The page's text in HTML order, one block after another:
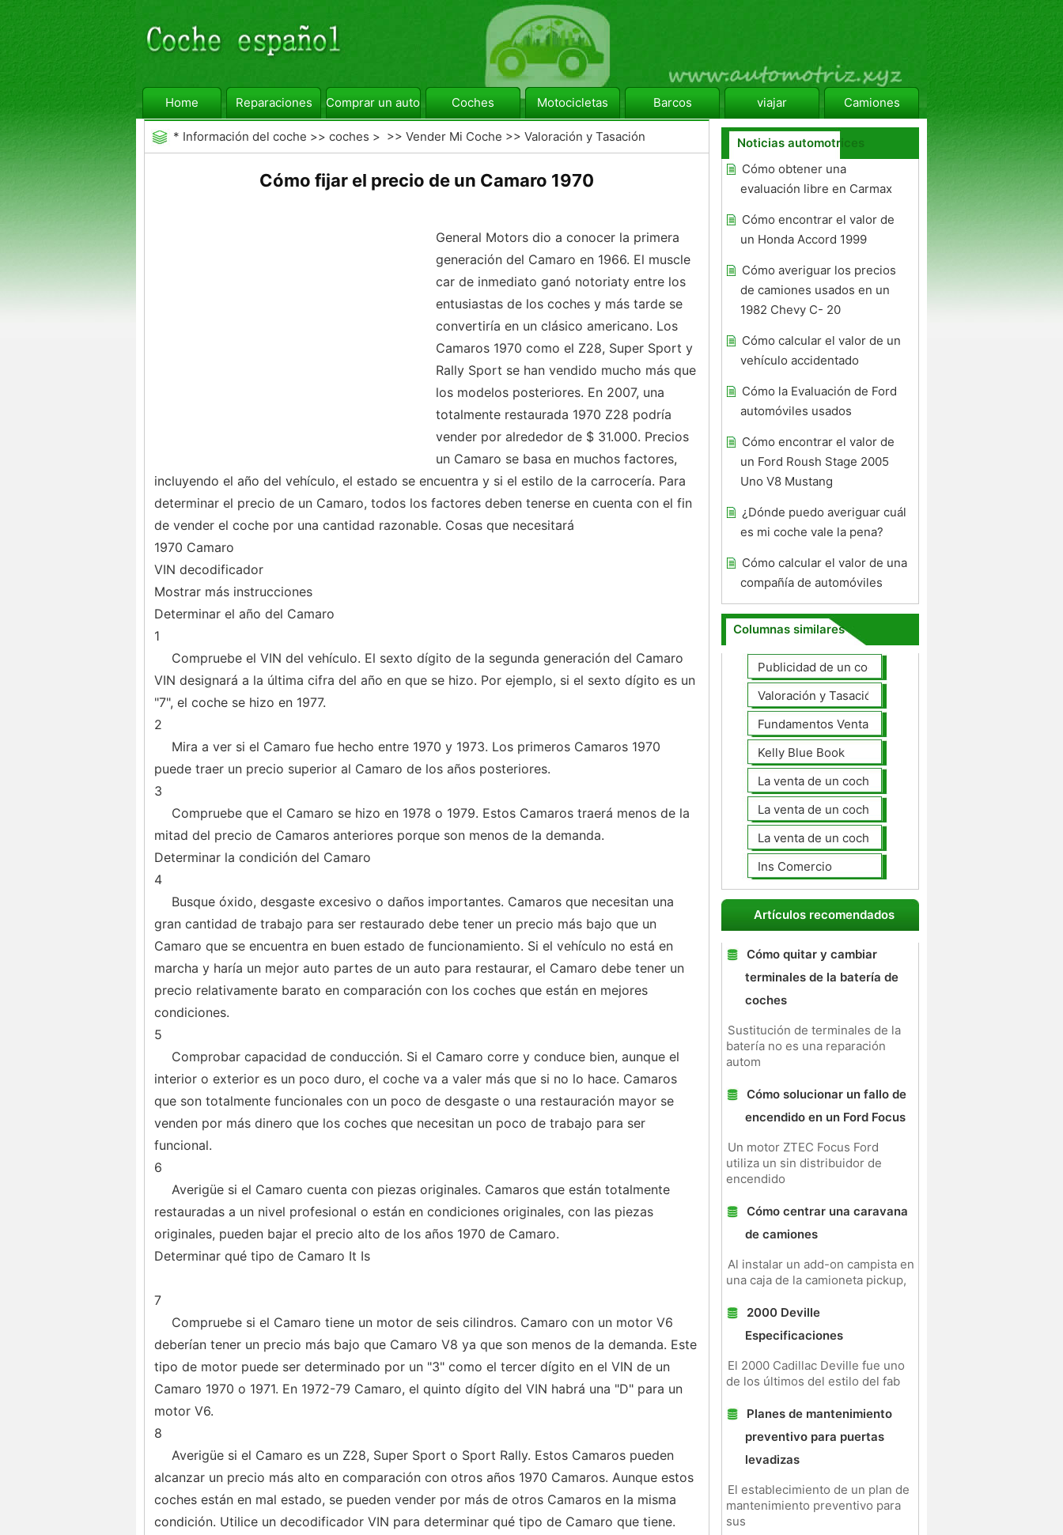
Home Reparaciones Comprar un automóvil Coches Motocicletas Barcos viajar Camiones
* Información del coche >> coches > >> Vender Mi Coche >> Valoración y Tasación
Cómo fijar el precio de un Camaro 1970
General Motors dio a conocer la primera
generación del Camaro en 1966. El muscle
car de inmediato ganó notoriaty entre los
entusiastas de los coches y más tarde se
convertiría en un clásico americano. Los
Camaros 1970 como el Z28, Super Sport y
Rally Sport se han vendido mucho más que
los modelos posteriores. En 2007, una
totalmente restaurada 1970 Z28 podría
vender por alrededor de $ 31.000. Precios
un Camaro se basa en muchos factores,
incluyendo el año del vehículo, el estado se encuentra y si el estilo de la carrocería. Para
determinar el precio de un Camaro, todos los factores deben tenerse en cuenta con el fin
de vender el coche por una cantidad razonable. Cosas que necesitará
1970 Camaro
VIN decodificador
Mostrar más instrucciones
Determinar el año del Camaro
1
Compruebe el VIN del vehículo. El sexto dígito de la segunda generación del Camaro
VIN designará a la última cifra del año en que se hizo. Por ejemplo, si el sexto dígito es un
"7", el coche se hizo en 1977.
2
Mira a ver si el Camaro fue hecho entre 1970 y 1973. Los primeros Camaros 1970
puede traer un precio superior al Camaro de los años posteriores.
3
Compruebe que el Camaro se hizo en 1978 o 1979. Estos Camaros traerá menos de la
mitad del precio de Camaros anteriores porque son menos de la demanda.
Determinar la condición del Camaro
4
Busque óxido, desgaste excesivo o daños importantes. Camaros que necesitan una
gran cantidad de trabajo para ser restaurado debe tener un precio más bajo que un
Camaro que se encuentra en buen estado de funcionamiento. Si el vehículo no está en
marcha y haría un mejor auto partes de un auto para restaurar, el Camaro debe tener un
precio relativamente barato en comparación con los coches que están en mejores
condiciones.
5
Comprobar capacidad de conducción. Si el Camaro corre y conduce bien, aunque el
interior o exterior es un poco duro, el coche va a valer más que si no lo hace. Camaros
que son totalmente funcionales con un poco de desgaste o una restauración mayor se
venden por más dinero que los coches que necesitan un poco de trabajo para ser
funcional.
6
Averigüe si el Camaro cuenta con piezas originales. Camaros que están totalmente
restauradas a un nivel profesional o están en condiciones originales, con las piezas
originales, pueden bajar el precio alto de los años 1970 de Camaro.
Determinar qué tipo de Camaro It Is
7
Compruebe si el Camaro tiene un motor de seis cilindros. Camaro con un motor V6
deberían tener un precio más bajo que Camaro V8 ya que son menos de la demanda. Este
tipo de motor puede ser determinado por un "3" como el tercer dígito en el VIN de un
Camaro 1970 o 1971. En 1972-79 Camaro, el quinto dígito del VIN habrá una "D" para un
motor V6.
8
Averigüe si el Camaro es un Z28, Super Sport o Sport Rally. Estos Camaros pueden
alcanzar un precio más alto en comparación con otros años 1970 Camaros. Aunque estos
coches están en mal estado, se pueden vender por más de otros Camaros en la misma
condición. Utilice un decodificador VIN para determinar qué tipo de Camaro que tiene.
Noticias automotrices
Cómo obtener una
evaluación libre en Carmax
Cómo encontrar el valor de
un Honda Accord 1999
Cómo averiguar los precios
de camiones usados ​​en un
1982 Chevy C- 20
Cómo calcular el valor de un
vehículo accidentado
Cómo la Evaluación de Ford
automóviles usados ​​
Cómo encontrar el valor de
un Ford Roush Stage 2005
Uno V8 Mustang
¿Dónde puedo averiguar cuál
es mi coche vale la pena?
Cómo calcular el valor de una
compañía de automóviles
Columnas similares
Publicidad de un coche para la venta
Valoración y Tasación
Fundamentos Venta de coches
Kelly Blue Book
La venta de un coche en línea
La venta de un coche usted mismo
La venta de un coche a un taller de
Ins Comercio
Artículos recomendados
Cómo quitar y cambiar
terminales de la batería de
coches
Sustitución de terminales de la
batería no es una reparación
autom
Cómo solucionar un fallo de
encendido en un Ford Focus
Un motor ZTEC Focus Ford
utiliza un sin distribuidor de
encendido
Cómo centrar una caravana
de camiones
Al instalar un add-on campista en
una caja de la camioneta pickup,
2000 Deville
Especificaciones
El 2000 Cadillac Deville fue uno
de los últimos del estilo del fab
Planes de mantenimiento
preventivo para puertas
levadizas
El establecimiento de un plan de
mantenimiento preventivo para
sus